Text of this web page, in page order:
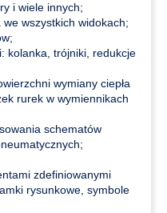
i wiele innych;
wszystkich widokach;
kolanka, trójniki, redukcje
wymiany ciepła
rurek w wymiennikach
schematów
zdefiniowanymi
rysunkowe, symbole